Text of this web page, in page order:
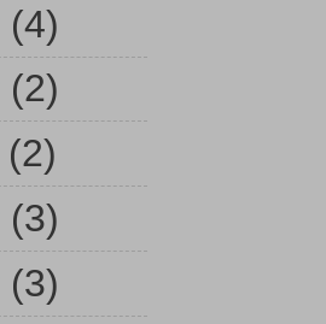
(4)
(2)
(2)
(3)
(3)